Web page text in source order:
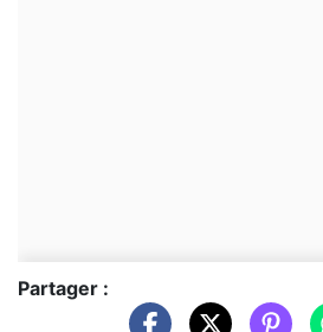
Partager :